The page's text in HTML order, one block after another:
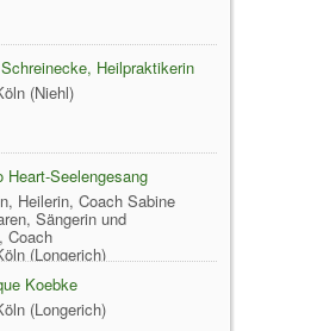
Heilpraktikerin
(Niehl)
Heart-Seelengesang
Heilerin, Coach Sabine
Sängerin und
Coach
(Longerich)
Koebke
(Longerich)